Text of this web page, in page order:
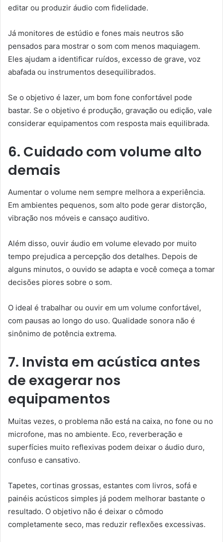
editar ou produzir áudio com fidelidade.
Já monitores de estúdio e fones mais neutros são
pensados para mostrar o som com menos maquiagem.
Eles ajudam a identificar ruídos, excesso de grave, voz
abafada ou instrumentos desequilibrados.
Se o objetivo é lazer, um bom fone confortável pode
bastar. Se o objetivo é produção, gravação ou edição, vale
considerar equipamentos com resposta mais equilibrada.
6. Cuidado com volume alto
demais
Aumentar o volume nem sempre melhora a experiência.
Em ambientes pequenos, som alto pode gerar distorção,
vibração nos móveis e cansaço auditivo.
Além disso, ouvir áudio em volume elevado por muito
tempo prejudica a percepção dos detalhes. Depois de
alguns minutos, o ouvido se adapta e você começa a tomar
decisões piores sobre o som.
O ideal é trabalhar ou ouvir em um volume confortável,
com pausas ao longo do uso. Qualidade sonora não é
sinônimo de potência extrema.
7. Invista em acústica antes
de exagerar nos
equipamentos
Muitas vezes, o problema não está na caixa, no fone ou no
microfone, mas no ambiente. Eco, reverberação e
superfícies muito reflexivas podem deixar o áudio duro,
confuso e cansativo.
Tapetes, cortinas grossas, estantes com livros, sofá e
painéis acústicos simples já podem melhorar bastante o
resultado. O objetivo não é deixar o cômodo
completamente seco, mas reduzir reflexões excessivas.